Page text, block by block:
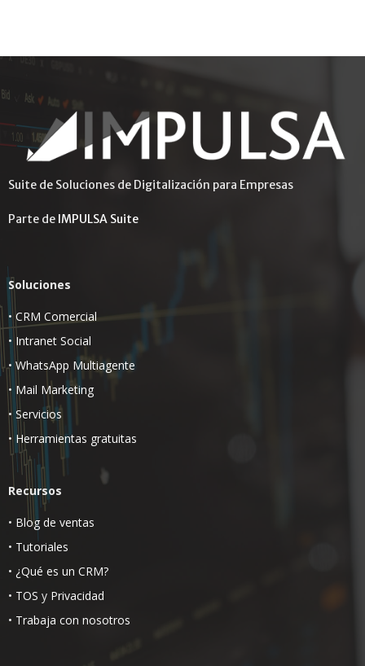
Suite de Soluciones de Digitalización para Empresas
Parte de IMPULSA Suite
Soluciones
•CRM Comercial
• Intranet Social
• WhatsApp Multiagente
• Mail Marketing
• Servicios
• Herramientas gratuitas
Recursos
• Blog de ventas
• Tutoriales
• ¿Qué es un CRM?
• TOS y Privacidad
• Trabaja con nosotros